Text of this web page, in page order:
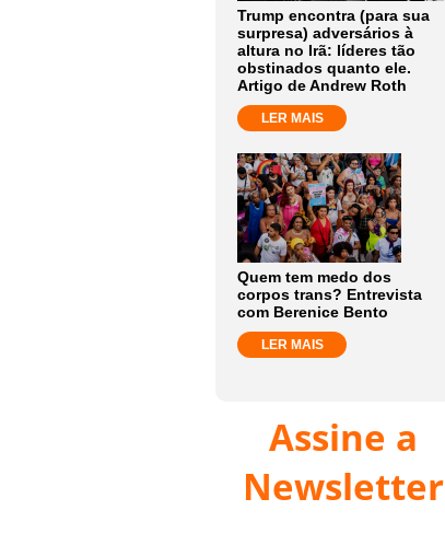
Trump encontra (para sua
surpresa) adversários à
altura no Irã: líderes tão
obstinados quanto ele.
Artigo de Andrew Roth
LER MAIS
Quem tem medo dos
corpos trans? Entrevista
com Berenice Bento
LER MAIS
Assine a
Newsletter